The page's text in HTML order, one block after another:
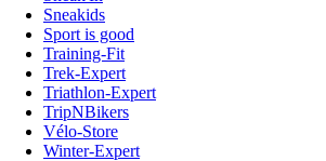
Sneakids
Sport is good
Training-Fit
Trek-Expert
Triathlon-Expert
TripNBikers
Vélo-Store
Winter-Expert